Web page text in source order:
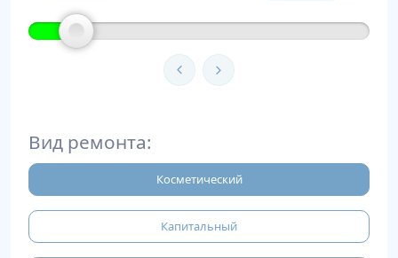
Вид ремонта:
Косметический
Капитальный